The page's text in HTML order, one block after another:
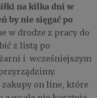
na kilka dni w
by nie sięgać po
w drodze z pracy do
z listą po
i wcześniejszym
zakupy on line, które